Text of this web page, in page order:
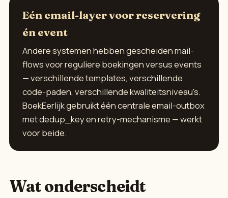
Eén email-layer voor reservering
én event
Andere systemen hebben gescheiden mail-
flows voor reguliere boekingen versus events
— verschillende templates, verschillende
code-paden, verschillende kwaliteitsniveau's.
BoekEerlijk gebruikt één centrale email-outbox
met dedup_key en retry-mechanisme — werkt
voor beide.
Wat onderscheidt